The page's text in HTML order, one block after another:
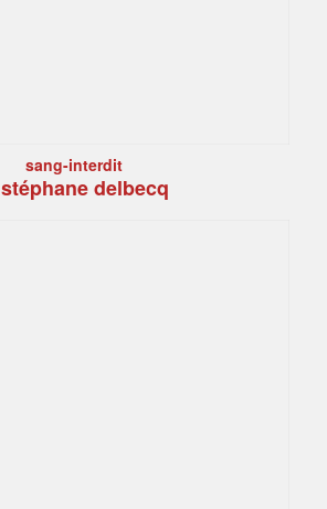
sang-interdit
stéphane delbecq